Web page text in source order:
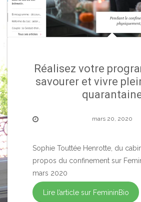
Réalisez votre
savourer et vivre
mars 20, 2020
Sophie Touttée Henrotte, du
propos du confinement sur
mars 2020
Lire l’article sur FemininBio